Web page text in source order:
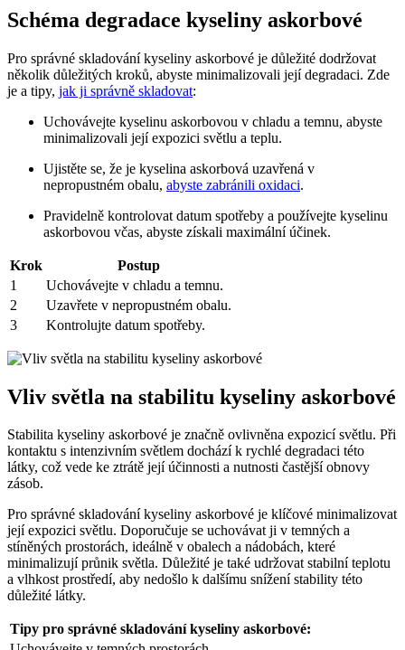
Schéma degradace kyseliny askorbové
Pro správné skladování kyseliny askorbové je důležité dodržovat
několik důležitých kroků, abyste minimalizovali její degradaci. Zde
je a tipy, jak ji správně skladovat:
Uchovávejte kyselinu askorbovou v chladu a temnu, abyste
minimalizovali její expozici světlu a teplu.
Ujistěte se, že je kyselina askorbová uzavřená v
nepropustném obalu, abyste zabránili oxidaci.
Pravidelně kontrolovat datum spotřeby a používejte kyselinu
askorbovou včas, abyste získali maximální účinek.
Krok
Postup
1
Uchovávejte v chladu a temnu.
2
Uzavřete v nepropustném obalu.
3
Kontrolujte datum spotřeby.
Vliv světla na stabilitu kyseliny askorbové
Stabilita kyseliny askorbové je značně ovlivněna expozicí světlu. Při
kontaktu s intenzivním světlem dochází k rychlé degradaci této
látky, což vede ke ztrátě její účinnosti a nutnosti častější obnovy
zásob.
Pro správné skladování kyseliny askorbové je klíčové minimalizovat
její expozici světlu. Doporučuje se uchovávat ji v temných a
stíněných prostorách, ideálně v obalech a nádobách, které
minimalizují průnik světla. Důležité je také udržovat stabilní teplotu
a vlhkost prostředí, aby nedošlo k dalšímu snížení stability této
důležité látky.
Tipy pro správné skladování kyseliny askorbové: